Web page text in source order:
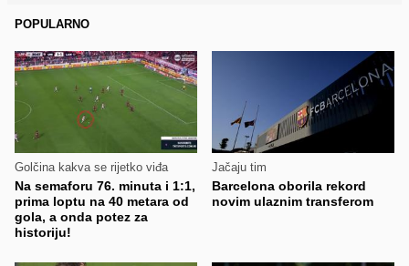
POPULARNO
Golčina kakva se rijetko viđa
Na semaforu 76. minuta i 1:1,
prima loptu na 40 metara od
gola, a onda potez za
historiju!
Jačaju tim
Barcelona oborila rekord
novim ulaznim transferom